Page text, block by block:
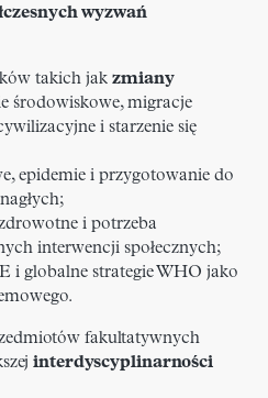
wyzwań
takich jak zmiany
środowiskowe, migracje
i starzenie się
epidemie i przygotowanie do
i potrzeba
interwencji społecznych;
i globalne strategie WHO jako
fakultatywnych
interdyscyplinarności